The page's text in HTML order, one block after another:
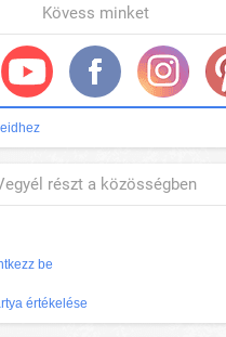
Kövess minket
részt a közösségben
be
értékelése